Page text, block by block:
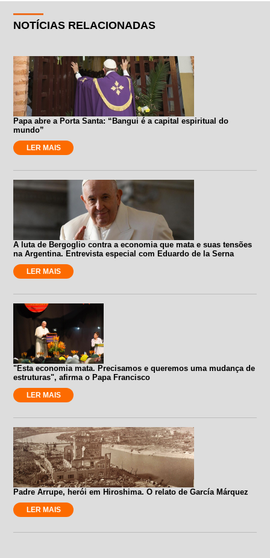
NOTÍCIAS RELACIONADAS
Papa abre a Porta Santa: “Bangui é a capital espiritual do
mundo”
LER MAIS
A luta de Bergoglio contra a economia que mata e suas tensões
na Argentina. Entrevista especial com Eduardo de la Serna
LER MAIS
"Esta economia mata. Precisamos e queremos uma mudança de
estruturas", afirma o Papa Francisco
LER MAIS
Padre Arrupe, herói em Hiroshima. O relato de García Márquez
LER MAIS